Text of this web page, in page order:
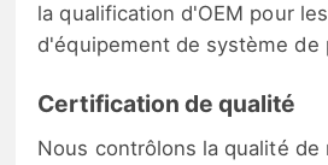
la qualification d'OEM pour
d'équipement de système de
Certification de qualité
Nous contrôlons la qualité de